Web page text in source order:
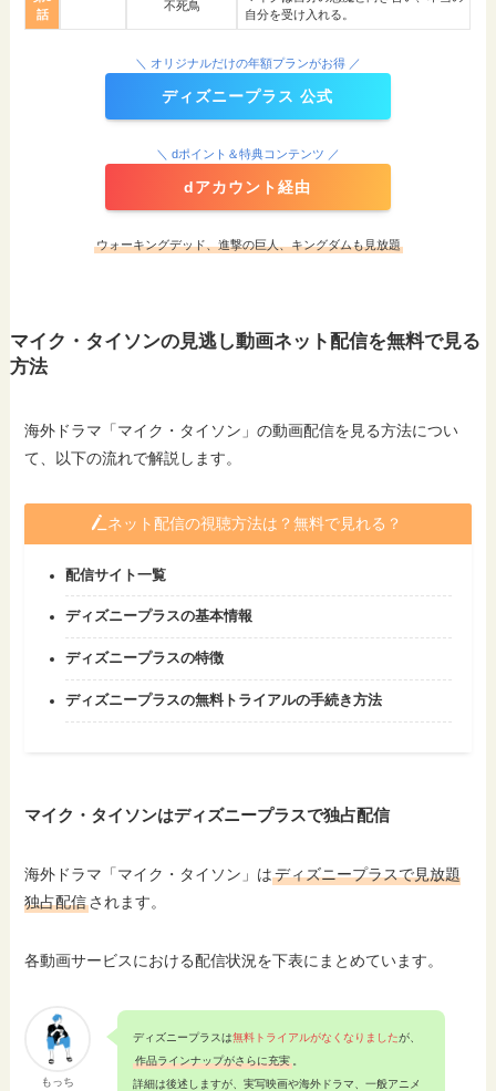
話
不死鳥
自分を受け入れる。
＼ オリジナルだけの年額プランがお得 ／
ディズニープラス 公式
＼ dポイント＆特典コンテンツ ／
dアカウント経由
ウォーキングデッド、進撃の巨人、キングダムも見放題
マイク・タイソンの見逃し動画ネット配信を無料で見る
方法
海外ドラマ「マイク・タイソン」の動画配信を見る方法につい
て、以下の流れで解説します。
ネット配信の視聴方法は？無料で見れる？
配信サイト一覧
ディズニープラスの基本情報
ディズニープラスの特徴
ディズニープラスの無料トライアルの手続き方法
マイク・タイソンはディズニープラスで独占配信
海外ドラマ「マイク・タイソン」はディズニープラスで見放題
独占配信されます。
各動画サービスにおける配信状況を下表にまとめています。
もっち
ディズニープラスは無料トライアルがなくなりましたが、
作品ラインナップがさらに充実
詳細は後述しますが、実写映画や海外ドラマ、一般アニメ